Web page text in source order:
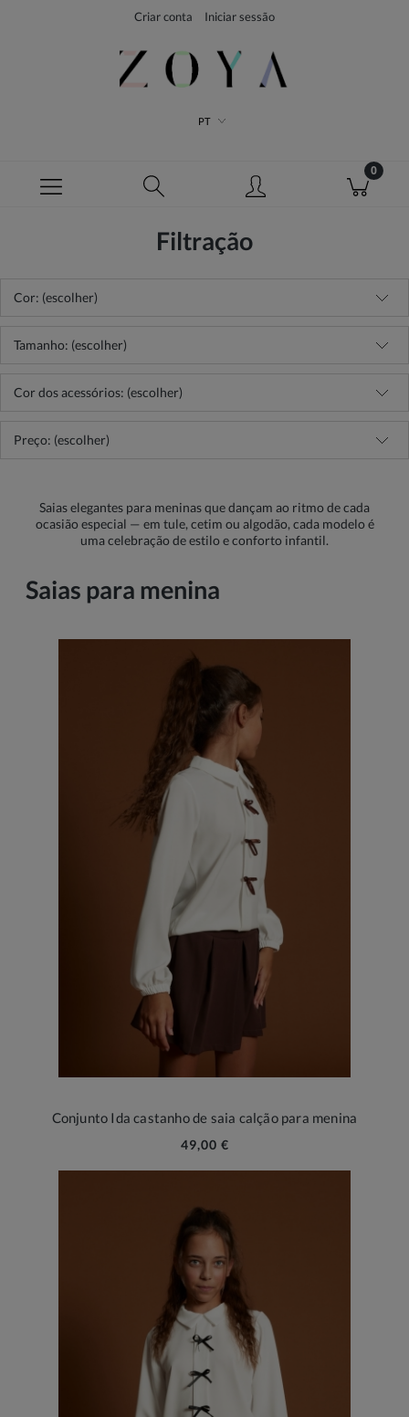
Criar conta Iniciar sessão
PT
Filtração
Cor: (escolher)
Tamanho: (escolher)
Cor dos acessórios: (escolher)
Preço: (escolher)
Saias elegantes para meninas que dançam ao ritmo de cada
ocasião especial — em tule, cetim ou algodão, cada modelo é
uma celebração de estilo e conforto infantil.
Saias para menina
Conjunto Ida castanho de saia calção para menina
49,00 €